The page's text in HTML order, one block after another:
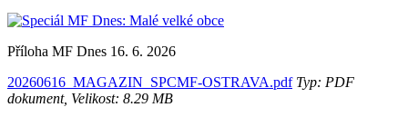
Příloha MF Dnes 16. 6. 2026
20260616_MAGAZIN_SPCMF-OSTRAVA.pdfTyp: PDF
dokument, Velikost: 8.29 MB